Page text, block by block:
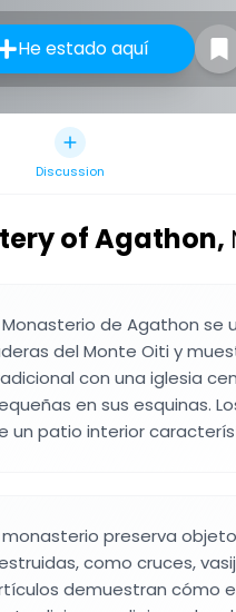
He estado aquí
Discussion
of Agathon,
Monasterio de Agathon se
del Monte Oiti y
con una iglesia
en sus esquinas.
un patio interior
monasterio preserva
como cruces,
demuestran cómo